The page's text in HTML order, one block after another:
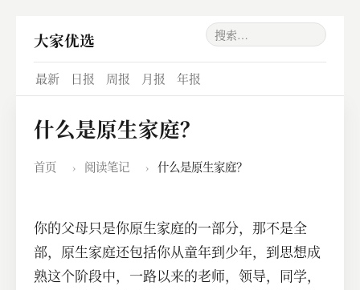
大家优选
最新 日报 周报 月报 年报
什么是原生家庭？
首页 › 阅读笔记 › 什么是原生家庭？
你的父母只是你原生家庭的一部分，那不是全
部，原生家庭还包括你从童年到少年，到思想成
熟这个阶段中，一路以来的老师，领导，同学，